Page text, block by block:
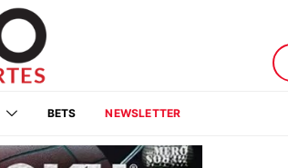
BETS NEWSLETTER